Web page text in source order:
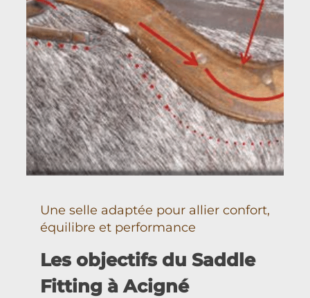
Une selle adaptée pour allier confort,
équilibre et performance
Les objectifs du Saddle
Fitting à Acigné